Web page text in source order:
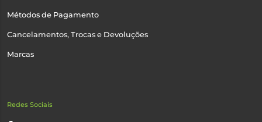
Métodos de Pagamento
Cancelamentos, Trocas e Devoluções
Marcas
Redes Sociais